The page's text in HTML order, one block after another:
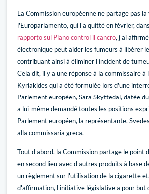
La Commission européenne ne partage pas la
l'Europarlamento, qui l'a quitté en février,
rapporto sul Piano control il cancro, j'ai
électronique peut aider les fumeurs à libérer
contribuant ainsi à éliminer l'incident de
Cela dit, il y a une réponse à la commissaire à
Kyriakides qui a été formulée lors d'une
Parlement européen, Sara Skyttedal, datée
a lui-même demandé toutes les positions
Parlement européen, la représentante.
alla commissaria greca.
Tout d'abord, la Commission partage le point
en second lieu avec d'autres produits à base
un règlement sur l'utilisation de la cigarette
d'affirmation, l'initiative législative a pour but